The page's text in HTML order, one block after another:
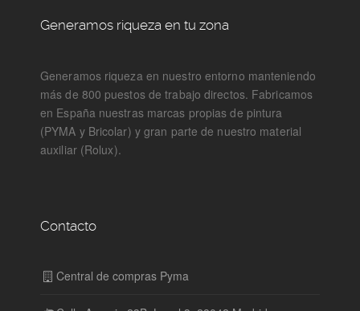
Generamos riqueza en tu zona
Generamos riqueza en nuestro entorno manteniendo
más de 800 puestos de trabajo directos. Fabricamos
en España nuestras marcas propias de pintura
(PYMA y Bricolar) y gran parte de nuestro material
auxiliar (Rolux).
Contacto
Central de compras Pyma